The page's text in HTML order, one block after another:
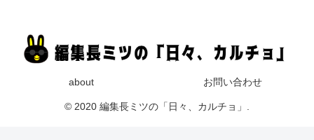
about お問い合わせ
© 2020 編集長ミツの「日々、カルチョ」.